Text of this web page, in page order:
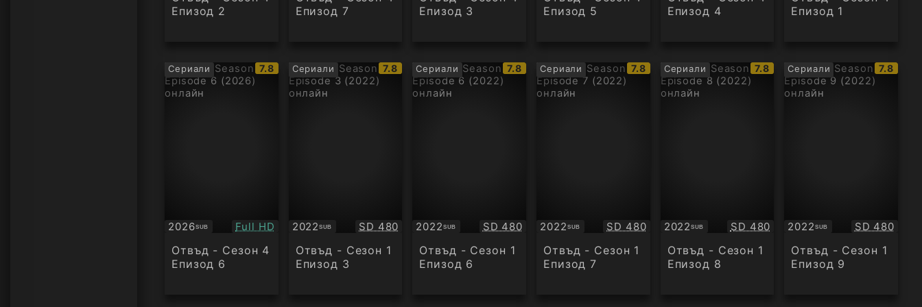
Епизод 2
Епизод 7
Епизод 3
Епизод 5
Епизод 4
Епизод 1
Сериали
IMDb
рейтинг:
7.8
2026SUB
Субтитри Качество:
Full HD
Отвъд - Сезон 4
Епизод 6
Сериали
IMDb
рейтинг:
7.8
2022SUB
Субтитри Качество:
SD 480
Отвъд - Сезон 1
Епизод 3
Сериали
IMDb
рейтинг:
7.8
2022SUB
Субтитри Качество:
SD 480
Отвъд - Сезон 1
Епизод 6
Сериали
IMDb
рейтинг:
7.8
2022SUB
Субтитри Качество:
SD 480
Отвъд - Сезон 1
Епизод 7
Сериали
IMDb
рейтинг:
7.8
2022SUB
Субтитри Качество:
SD 480
Отвъд - Сезон 1
Епизод 8
Сериали
IMDb
7.8
2022SUB
Субтитри Качество:
SD 480
Отвъд - Сезон 1
Епизод 9